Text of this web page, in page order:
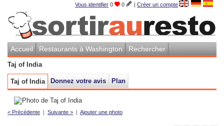
Vous identifier 0 0 | Créer un compte
Accueil Restaurants à Washington Rechercher
Taj of India
Taj of India Donnez votre avis Plan
< Précédente | Suivante > | Ajouter une photo